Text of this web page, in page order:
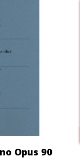
Opus 90